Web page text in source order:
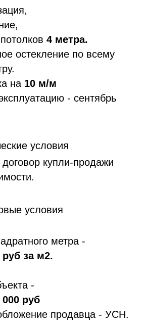
4 метра.
остекление по всему
на 10 м/м
- сентябрь
условия
купли-продажи
условия
метра -
руб за м2.
-
000 руб
продавца - УСН.